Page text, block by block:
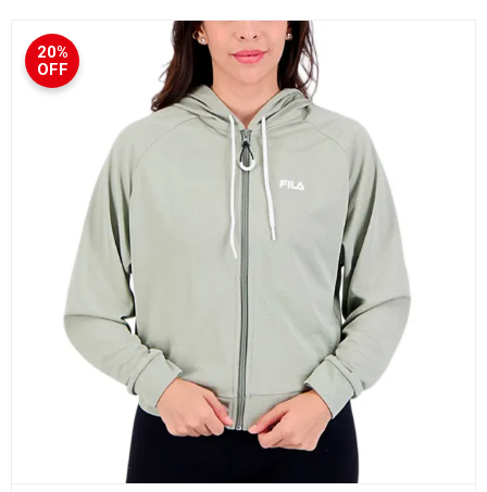
20%
OFF